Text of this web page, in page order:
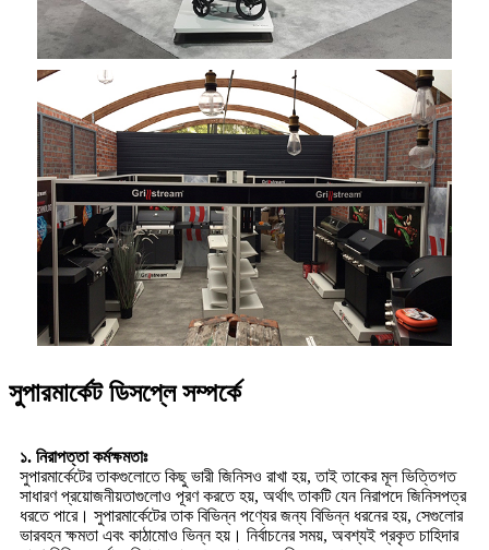
সুপারমার্কেট ডিসপ্লে সম্পর্কে
১. নিরাপত্তা কর্মক্ষমতাঃ
সুপারমার্কেটের তাকগুলোতে কিছু ভারী জিনিসও রাখা হয়, তাই তাকের মূল ভিত্তিগত
সাধারণ প্রয়োজনীয়তাগুলোও পূরণ করতে হয়, অর্থাৎ তাকটি যেন নিরাপদে জিনিসপত্র
ধরতে পারে। সুপারমার্কেটের তাক বিভিন্ন পণ্যের জন্য বিভিন্ন ধরনের হয়, সেগুলোর
ভারবহন ক্ষমতা এবং কাঠামোও ভিন্ন হয়। নির্বাচনের সময়, অবশ্যই প্রকৃত চাহিদার